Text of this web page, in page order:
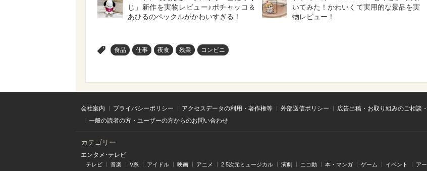
じ」新作を実物レビュー♪ポチャッコ＆
あひるのペックルがかわいすぎる！
いてみた！かわいくて実用的な景品を実
物レビュー！
食品 仕事 夜食 残業 コンビニ
会社案内 プライバシーポリシー アクセスデータの利用・著作権等 外部送信ポリシー
広告出稿・お取り組みのご相談
一般の読者の方・ユーザーの方からのお問い合わせ
カテゴリー
エンタメ･テレビ
テレビ 音楽 V系 アイドル 映画 アニメ 2.5次元ミュージカル 演劇 ニコ動 本・マンガ ゲーム イベント ア